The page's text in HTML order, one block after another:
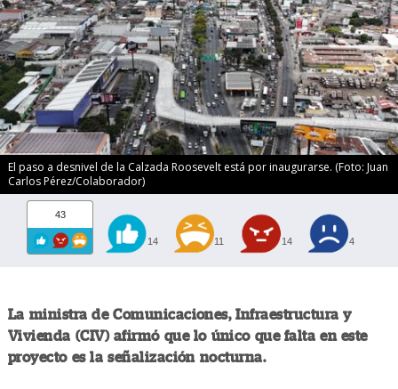
El paso a desnivel de la Calzada Roosevelt está por inaugurarse. (Foto: Juan
Carlos Pérez/Colaborador)
43
14 11 14 4
La ministra de Comunicaciones, Infraestructura y
Vivienda (CIV) afirmó que lo único que falta en este
proyecto es la señalización nocturna.